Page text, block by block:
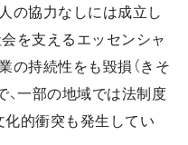
の協力なしには成立し
を支えるエッセンシャ
の持続性をも毀損（きそ
、一部の地域では法制度
的衝突も発生してい